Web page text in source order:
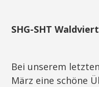
SHG-SHT
Bei unserem
März eine schöne